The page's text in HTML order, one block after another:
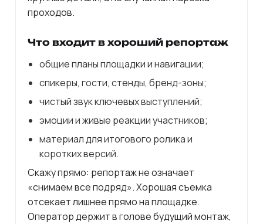
проходов.
Что входит в хороший репортаж
общие планы площадки и навигации;
спикеры, гости, стенды, бренд-зоны;
чистый звук ключевых выступлений;
эмоции и живые реакции участников;
материал для итогового ролика и
коротких версий.
Скажу прямо: репортаж не означает
«снимаем все подряд». Хорошая съемка
отсекает лишнее прямо на площадке.
Оператор держит в голове будущий монтаж,